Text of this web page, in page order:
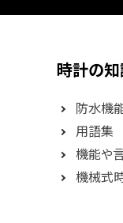
時計の
防水機
用語集
機能や
機械式